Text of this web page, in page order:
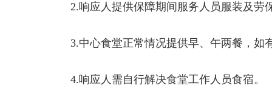
2.响应人提供保障期间服务人员服装及劳
3.中心食堂正常情况提供早、午两餐，如
4.响应人需自行解决食堂工作人员食宿。